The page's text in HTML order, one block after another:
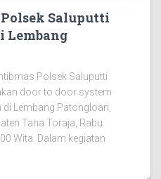
Saluputti
Lembang
Polsek Saluputti
door to door system
Lembang Patongloan,
Tana Toraja, Rabu
Wita. Dalam kegiatan